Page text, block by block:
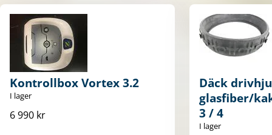
Kontrollbox Vortex 3.2
I lager
6 990 kr
Däck
glasfiber/
3 / 4
I lager